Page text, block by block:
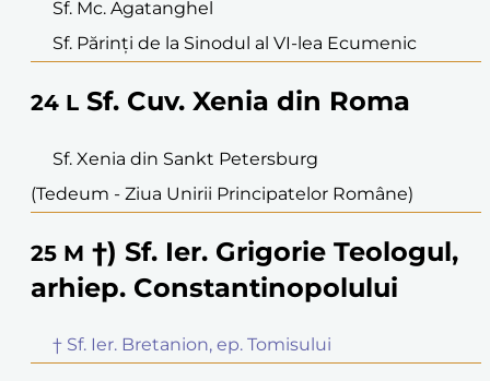
Sf. Mc. Agatanghel
Sf. Părinți de la Sinodul al VI-lea Ecumenic
24 L Sf. Cuv. Xenia din Roma
Sf. Xenia din Sankt Petersburg
(Tedeum - Ziua Unirii Principatelor Române)
25 M †) Sf. Ier. Grigorie Teologul,
arhiep. Constantinopolului
† Sf. Ier. Bretanion, ep. Tomisului